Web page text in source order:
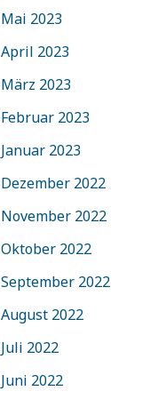
Mai 2023
April 2023
März 2023
Februar 2023
Januar 2023
Dezember 2022
November 2022
Oktober 2022
September 2022
August 2022
Juli 2022
Juni 2022